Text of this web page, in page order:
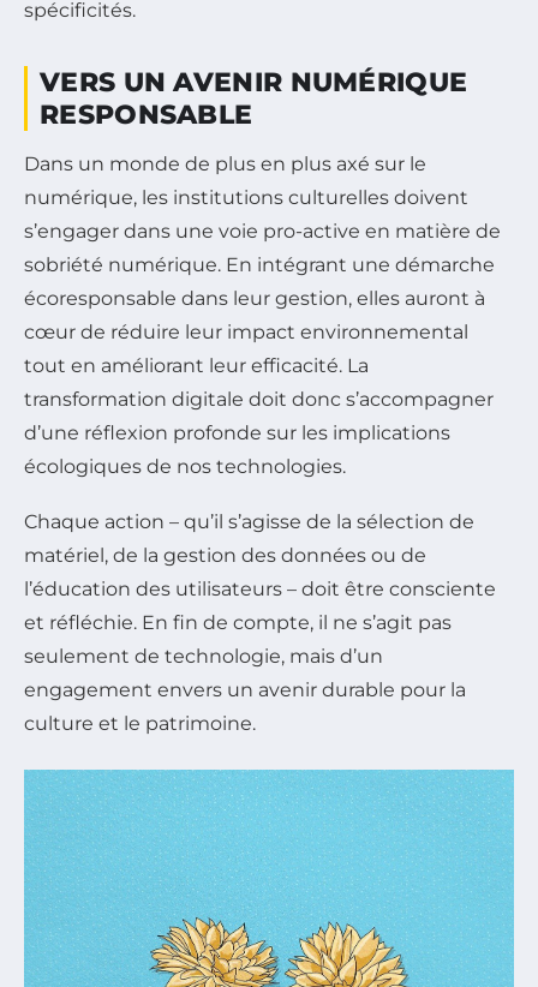
spécificités.
VERS UN AVENIR NUMÉRIQUE
RESPONSABLE
Dans un monde de plus en plus axé sur le
numérique, les institutions culturelles doivent
s’engager dans une voie pro-active en matière de
sobriété numérique. En intégrant une démarche
écoresponsable dans leur gestion, elles auront à
cœur de réduire leur impact environnemental
tout en améliorant leur efficacité. La
transformation digitale doit donc s’accompagner
d’une réflexion profonde sur les implications
écologiques de nos technologies.
Chaque action – qu’il s’agisse de la sélection de
matériel, de la gestion des données ou de
l’éducation des utilisateurs – doit être consciente
et réfléchie. En fin de compte, il ne s’agit pas
seulement de technologie, mais d’un
engagement envers un avenir durable pour la
culture et le patrimoine.